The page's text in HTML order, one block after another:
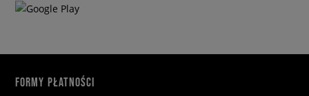
FORMY PŁATNOŚCI